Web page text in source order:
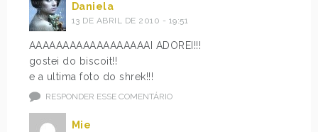
Daniela
13 DE ABRIL DE 2010 - 19:51
AAAAAAAAAAAAAAAAAAI ADOREI!!!
gostei do biscoit!!
e a ultima foto do shrek!!!
RESPONDER ESSE COMENTÁRIO
Mie